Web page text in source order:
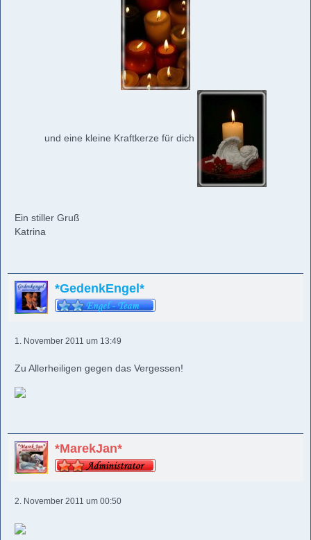
und eine kleine Kraftkerze für dich
Ein stiller Gruß
Katrina
*GedenkEngel*
1. November 2011 um 13:49
Zu Allerheiligen gegen das Vergessen!
*MarekJan*
2. November 2011 um 00:50